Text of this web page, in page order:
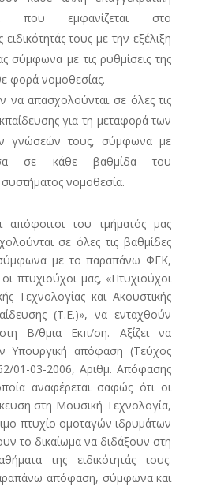
που εμφανίζεται στο
ειδικότητάς τους με την εξέλιξη
σύμφωνα με τις ρυθμίσεις της
φορά νομοθεσίας.
να απασχολούνται σε όλες τις
για τη μεταφορά των
γνώσεών τους, σύμφωνα με
σε κάθε βαθμίδα του
συστήματος νομοθεσία.
απόφοιτοι του τμήματός μας
σε όλες τις βαθμίδες
σύμφωνα με το παραπάνω ΦΕΚ,
οι πτυχιούχοι μας, «Πτυχιούχοι
Τεχνολογίας και Ακουστικής
(Τ.Ε.)», να ενταχθούν
Β/θμια Εκπ/ση. Αξίζει να
Υπουργική απόφαση (Τεύχος
01-03-2006, Αριθμ. Απόφασης
αναφέρεται σαφώς ότι οι
στη Μουσική Τεχνολογία,
πτυχίο ομοταγών ιδρυμάτων
το δικαίωμα να διδάξουν στη
της ειδικότητάς τους.
απόφαση, σύμφωνα και